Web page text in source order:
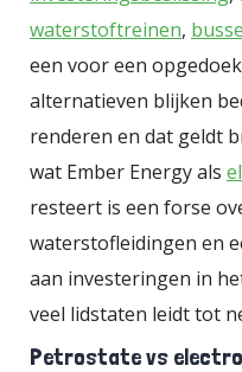
waterstoftreinen,
een voor een
alternatieven blijken
renderen en dat geldt
wat Ember Energy als
resteert is een forse
waterstofleidingen en
aan investeringen in
veel lidstaten leidt tot
Petrostate vs